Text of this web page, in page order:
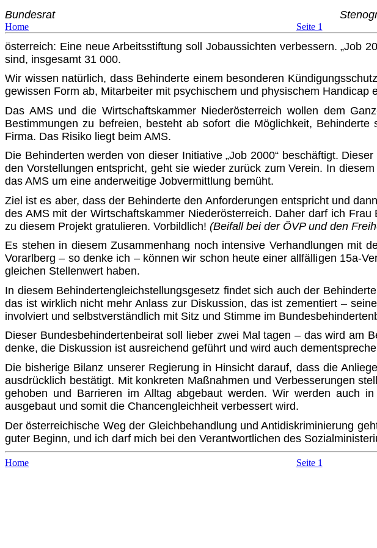
Bundesrat
Home Seite 1
österreich: Eine neue Arbeitsstiftung soll Jobaussichten verbessern.„Job
sind, insgesamt 31 000.
Wir wissen natürlich, dass Behinderte einem besonderen
gewissen Form ab, Mitarbeiter mit psychischem und physischem
Das AMS und die Wirtschaftskammer Niederösterreich wollen dem
Bestimmun­gen zu befreien, besteht ab sofort die Möglichkeit,
Firma. Das Risiko liegt beim AMS.
Die Behinderten werden von dieser Initiative „Job 2000“ beschäftigt.
den Vorstellungen entspricht, geht sie wieder zurück zum Verein. In
das AMS um eine anderweitige Jobvermittlung bemüht.
Ziel ist es aber, dass der Behinderte den Anforderungen entspricht und
des AMS mit der Wirtschaftskammer Niederösterreich. Daher darf ich
zu diesem Projekt gratulieren. Vorbildlich! (Beifall bei der ÖVP und den
Es stehen in diesem Zusammenhang noch intensive Verhandlungen mit
Vorarl­berg – so denke ich – können wir schon heute einer allfälligen 15a-
gleichen Stellenwert haben.
In diesem Behindertengleichstellungsgesetz findet sich auch der
das ist wirklich nicht mehr Anlass zur Diskussion, das ist zementiert –
involviert und selbstverständlich mit Sitz und Stimme im
Dieser Bundesbehindertenbeirat soll lieber zwei Mal tagen – das wird am
denke, die Diskussion ist ausreichend geführt und wird auch
Die bisherige Bilanz unserer Regierung in Hinsicht darauf, dass die
ausdrücklich bestätigt. Mit konkreten Maßnahmen und Verbesserungen
gehoben und Barrieren im Alltag abgebaut werden. Wir werden auch
ausgebaut und somit die Chancengleichheit verbessert wird.
Der österreichische Weg der Gleichbehandlung und Antidiskriminierung
guter Beginn, und ich darf mich bei den Verantwortlichen des
Home Seite 1